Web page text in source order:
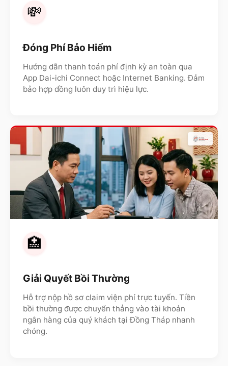
💸
Đóng Phí Bảo Hiểm
Hướng dẫn thanh toán phí định kỳ an toàn qua
App Dai-ichi Connect hoặc Internet Banking. Đảm
bảo hợp đồng luôn duy trì hiệu lực.
🏥
Giải Quyết Bồi Thường
Hỗ trợ nộp hồ sơ claim viện phí trực tuyến. Tiền
bồi thường được chuyển thẳng vào tài khoản
ngân hàng của quý khách tạiĐồng Tháp nhanh
chóng.